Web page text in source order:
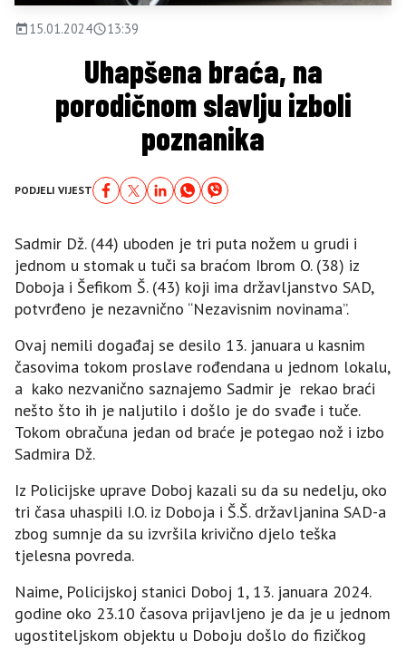
15.01.2024 13:39
Uhapšena braća, na
porodičnom slavlju izboli
poznanika
PODJELI VIJEST
Sadmir Dž. (44) uboden je tri puta nožem u grudi i
jednom u stomak u tuči sa braćom Ibrom O. (38) iz
Doboja i Šefikom Š. (43) koji ima državljanstvo SAD,
potvrđeno je nezavnično “Nezavisnim novinama”.
Ovaj nemili događaj se desilo 13. januara u kasnim
časovima tokom proslave rođendana u jednom lokalu,
a kako nezvanično saznajemo Sadmir je rekao braći
nešto što ih je naljutilo i došlo je do svađe i tuče.
Tokom obračuna jedan od braće je potegao nož i izbo
Sadmira Dž.
Iz Policijske uprave Doboj kazali su da su nedelju, oko
tri časa uhaspili I.O. iz Doboja i Š.Š. državljanina SAD-a
zbog sumnje da su izvršila krivično djelo teška
tjelesna povreda.
Naime, Policijskoj stanici Doboj 1, 13. januara 2024.
godine oko 23.10 časova prijavljeno je da je u jednom
ugostiteljskom objektu u Doboju došlo do fizičkog